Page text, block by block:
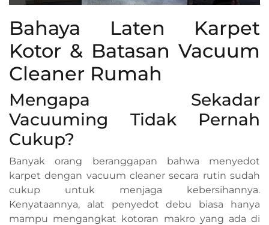
Bahaya Laten Karpet
Kotor & Batasan Vacuum
Cleaner Rumah
Mengapa Sekadar
Vacuuming Tidak Pernah
Cukup?
Banyak orang beranggapan bahwa menyedot
karpet dengan vacuum cleaner secara rutin sudah
cukup untuk menjaga kebersihannya.
Kenyataannya, alat penyedot debu biasa hanya
mampu mengangkat kotoran makro yang ada di